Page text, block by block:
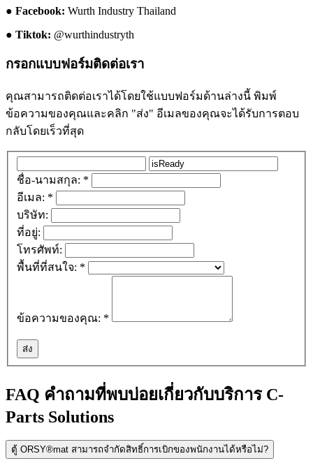
● Facebook: Wurth Industry Thailand
● Tiktok: @wurthindustryth
กรอกแบบฟอร์มติดต่อเรา
คุณสามารถติดต่อเราได้โดยใช้แบบฟอร์มด้านล่างนี้ พิมพ์
ข้อความของคุณและคลิก "ส่ง" อีเมลของคุณจะได้รับการตอบ
กลับโดยเร็วที่สุด
ชื่อ-นามสกุล: *
อีเมล: *
บริษัท:
ที่อยู่:
โทรศัพท์:
พื้นที่ที่สนใจ: *
ข้อความของคุณ: *
FAQ คำถามที่พบบ่อยเกี่ยวกับบริการ C-
Parts Solutions
ตู้ ORSY®mat สามารถจำกัดสิทธิ์การเบิกของพนักงานได้หรือไม่?